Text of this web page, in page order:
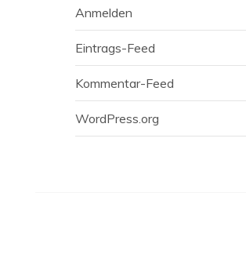
Anmelden
Eintrags-Feed
Kommentar-Feed
WordPress.org